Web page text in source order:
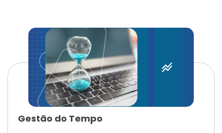
Gestão do Tempo